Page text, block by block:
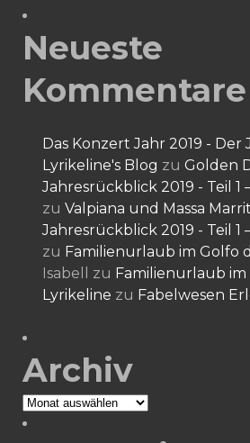
Neueste
Kommentare
Das Konzert Jahr 2019 -
Lyrikeline's Blog zu Golden
Jahresrückblick 2019 - Teil 1
zu Valpiana und Massa
Jahresrückblick 2019 - Teil 1
zu Familienurlaub im Golfo
Isabell
zu Familienurlaub im
Lyrikeline zu Fabelwesen
Archiv
Archiv